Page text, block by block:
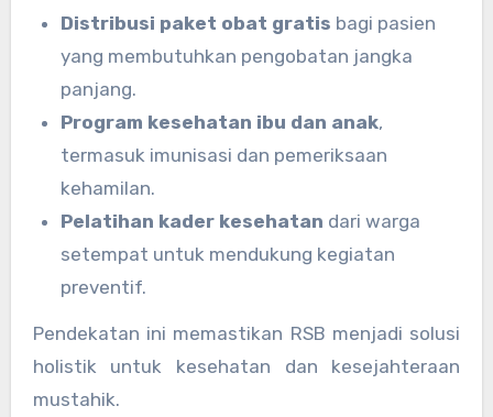
Distribusi paket obat gratis bagi pasien
yang membutuhkan pengobatan jangka
panjang.
Program kesehatan ibu dan anak,
termasuk imunisasi dan pemeriksaan
kehamilan.
Pelatihan kader kesehatan dari warga
setempat untuk mendukung kegiatan
preventif.
Pendekatan ini memastikan RSB menjadi solusi
holistik untuk kesehatan dan kesejahteraan
mustahik.